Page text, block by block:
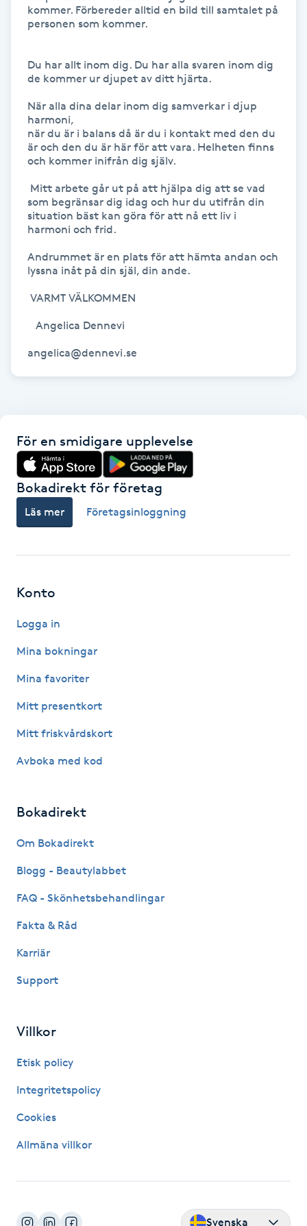
Föning
Gel naglar
Gelenaglar
Gellack
Gellack med förstärkning
Gravidmassage
Gravidyoga
Gruppträning
Gua Sha-massage
Healing
Hot Stone Massage
Hot yoga
Huduppstramning
Hyaluronsyra
Hyperhidros
Hårborttagning
Hälsprickor
IPL
kommer. Förbereder alltid en bild till samtalet på
personen som kommer.
Du har allt inom dig. Du har alla svaren inom dig
de kommer ur djupet av ditt hjärta.
När alla dina delar inom dig samverkar i djup
harmoni,
när du är i balans då är du i kontakt med den du
är och den du är här för att vara. Helheten finns
och kommer inifrån dig själv.
som begränsar dig idag och hur du utifrån din
situation bäst kan göra för att nå ett liv i
harmoni och frid.
Andrummet är en plats för att hämta andan och
lyssna inåt på din själ, din ande.
angelica@dennevi.se
För en smidigare upplevelse
Bokadirekt för företag
Läs mer Företagsinloggning
Konto
Logga in
Mina bokningar
Mina favoriter
Mitt presentkort
Mitt friskvårdskort
Avboka med kod
Bokadirekt
Om Bokadirekt
Blogg - Beautylabbet
FAQ - Skönhetsbehandlingar
Fakta & Råd
Karriär
Support
Villkor
Etisk policy
Integritetspolicy
Cookies
Allmäna villkor
Svenska